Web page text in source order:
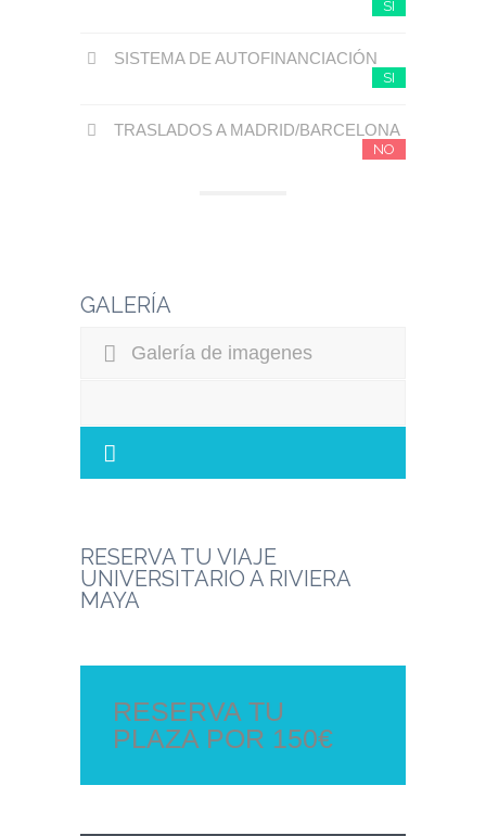
SI
SISTEMA DE AUTOFINANCIACIÓN
SI
TRASLADOS A MADRID/BARCELONA
NO
GALERÍA
Galería de imagenes
RESERVA TU VIAJE
UNIVERSITARIO A RIVIERA
MAYA
RESERVA TU
PLAZA POR 150€